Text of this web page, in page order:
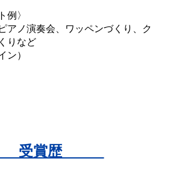
例〉
アノ演奏会、ワッペンづくり、ク
りなど
ン）
賞歴